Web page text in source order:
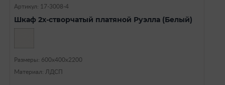
Артикул: 17-3008-4
Шкаф 2х-створчатый платяной Руэлла (Белый)
Размеры: 600х400х2200
Материал: ЛДСП